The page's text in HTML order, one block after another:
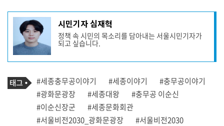
기
사
성
자
프
필
시민기자 심재혁
정책 속 시민의 목소리를 담아내는 서울시민기자가
되고 싶습니다.
기
사
관
련
태
그
태
그
#세종충무공이야기 #세종이야기
#충무공이야기
#광화문광장
#세종대왕
#충무공 이순신
#이순신장군
#세종문화회관
#서울비전2030_광화문광장
#서울비전2030